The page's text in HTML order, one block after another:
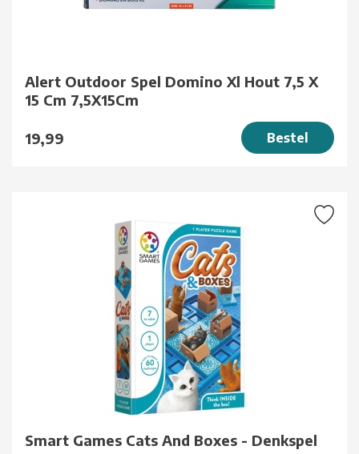
Alert Outdoor Spel Domino Xl Hout 7,5 X
15 Cm 7,5X15Cm
19,99 Bestel
Smart Games Cats And Boxes - Denkspel